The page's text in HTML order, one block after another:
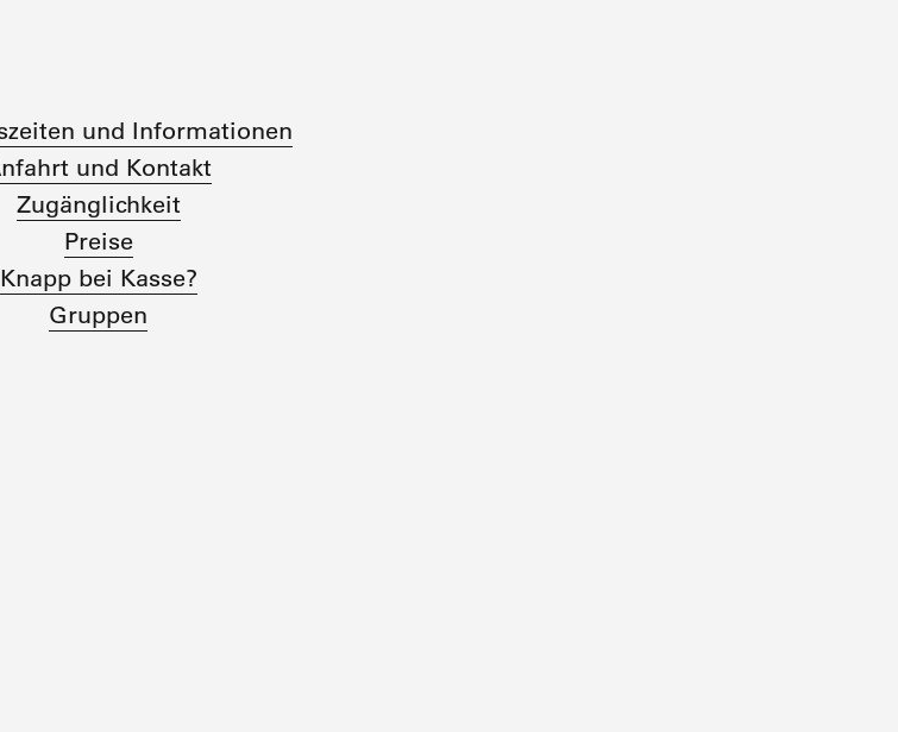
und Informationen
und Kontakt
Zugänglichkeit
Preise
Knapp bei Kasse?
Gruppen